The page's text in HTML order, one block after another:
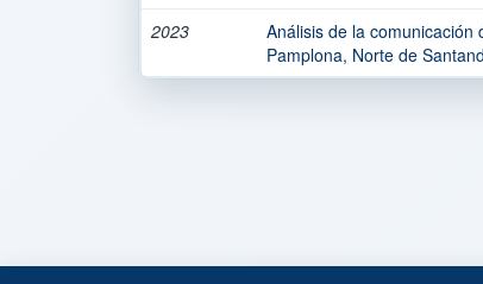
2023
Análisis de la comunicación
Pamplona, Norte de